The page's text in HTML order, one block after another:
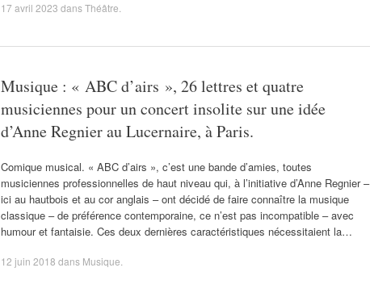
17 avril 2023 dansThéâtre
Musique : « ABC d’airs », 26 lettres et quatre
musiciennes pour un concert insolite sur une idée
d’Anne Regnier au Lucernaire, à Paris.
Comique musical. « ABC d’airs », c’est une bande d’amies, toutes
musiciennes professionnelles de haut niveau qui, à l’initiative d’Anne Regnier –
ici au hautbois et au cor anglais – ont décidé de faire connaître la musique
classique – de préférence contemporaine, ce n’est pas incompatible – avec
humour et fantaisie. Ces deux dernières caractéristiques nécessitaient la…
12 juin 2018 dans Musique